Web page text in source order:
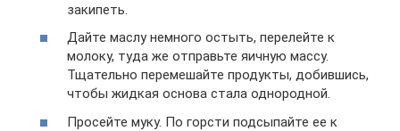
закипеть.
Дайте маслу немного остыть, перелейте к
молоку, туда же отправьте яичную массу.
Тщательно перемешайте продукты, добившись,
чтобы жидкая основа стала однородной.
Просейте муку. По горсти подсыпайте ее к